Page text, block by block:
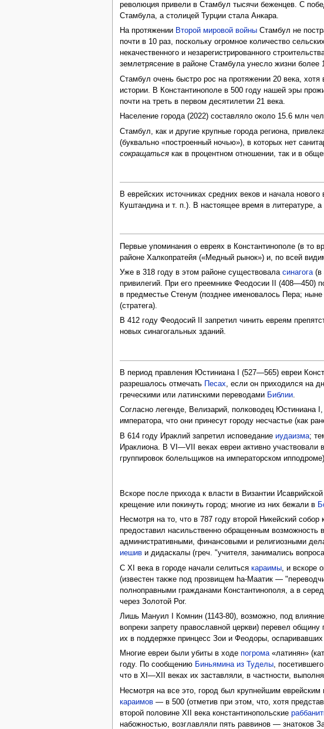
революция привели в Стамбул тысячи беженцев. С
Стамбула, а столицей Турции стала Анкара.
На протяжении Второй мировой войны Стамбул не
почти в 10 раз, поскольку огромное количество
некачественного и незарегистрированного
землетрясение в районе Стамбула унесло жизни более
Стамбул очень быстро рос на протяжении 20 века,
истории. В Константинополе в 500 году нашей эры
почти на треть в первом десятилетии 21 века.
Население города (2022) составляло около 15.6 млн
Стамбул, как и другие крупные города региона,
(буквально «построенный ночью»), в которых нет
сокращаться как в процентном отношении, так и в
В еврейских источниках средних веков и начала
Куштандина и т. п.). В настоящее время в литературе,
Первые упоминания о евреях в Константинополе (в то
районе Халкопратейя («Медный рынок») и, по всей
Уже в 318 году в этом районе существоваласинагога(в
привилегий. При его преемнике Феодосии II (408—450)
в предместье Стенум (позднее именовалось Пера;
(стратега).
В 412 году Феодосий II запретил чинить евреям
новых синагогальных зданий.
В период правления Юстиниана I (527—565) евреи
разрешалось отмечать
Песах, если он приходился на
греческими или латинскими переводами Библии.
Согласно легенде, Велизарий, полководец Юстиниана
императора, что они принесут городу несчастье (как
В 614 году Ираклий запретил исповеданиеиудаизма;
Ираклиона. В VI—VII веках евреи активно участвовали
группировок болельщиков на императорском
Вскоре после прихода к власти в Византии
крещение или покинуть город; многие из них бежали в
Несмотря на то, что в 787 году второй Никейский
предоставил насильственно обращенным возможность
административными, финансовыми и религиозными
иешив и дидаскалы (греч. "учителя, занимались
С XI века в городе начали селитьсякараимы , и вскоре
(известен также под прозвищем hа-Маатик —
полноправными гражданами Константинополя, а в
через Золотой Рог.
Лишь Мануил I Комнин (1143-80), возможно, под
вопреки запрету православной церкви) перевел
их в поддержке принцесс Зои и Феодоры, оспаривавших
Многие евреи были убиты в ходепогрома«латинян»
году. По сообщению Биньямина из Туделы,
что в XI—XII веках их заставляли, в частности,
Несмотря на все это, город был крупнейшим еврейским
караимов — в 500 (отметив при этом, что, хотя
второй половине XII века константинопольские
набожностью, возглавляли пять раввинов — знатоков